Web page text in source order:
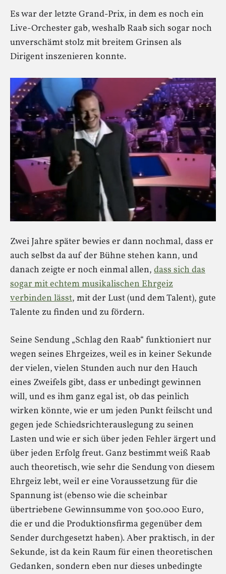
Es war der letzte Grand-Prix, in dem es noch ein
Live-Orchester gab, weshalb Raab sich sogar noch
unverschämt stolz mit breitem Grinsen als
Dirigent inszenieren konnte.
Zwei Jahre später bewies er dann nochmal, dass er
auch selbst da auf der Bühne stehen kann, und
danach zeigte er noch einmal allen, dass sich das
sogar mit echtem musikalischen Ehrgeiz
verbinden lässt, mit der Lust (und dem Talent), gute
Talente zu finden und zu fördern.
Seine Sendung „Schlag den Raab“ funktioniert nur
wegen seines Ehrgeizes, weil es in keiner Sekunde
der vielen, vielen Stunden auch nur den Hauch
eines Zweifels gibt, dass er unbedingt gewinnen
will, und es ihm ganz egal ist, ob das peinlich
wirken könnte, wie er um jeden Punkt feilscht und
gegen jede Schiedsrichterauslegung zu seinen
Lasten und wie er sich über jeden Fehler ärgert und
über jeden Erfolg freut. Ganz bestimmt weiß Raab
auch theoretisch, wie sehr die Sendung von diesem
Ehrgeiz lebt, weil er eine Voraussetzung für die
Spannung ist (ebenso wie die scheinbar
übertriebene Gewinnsumme von 500.000 Euro,
die er und die Produktionsfirma gegenüber dem
Sender durchgesetzt haben). Aber praktisch, in der
Sekunde, ist da kein Raum für einen theoretischen
Gedanken, sondern eben nur dieses unbedingte